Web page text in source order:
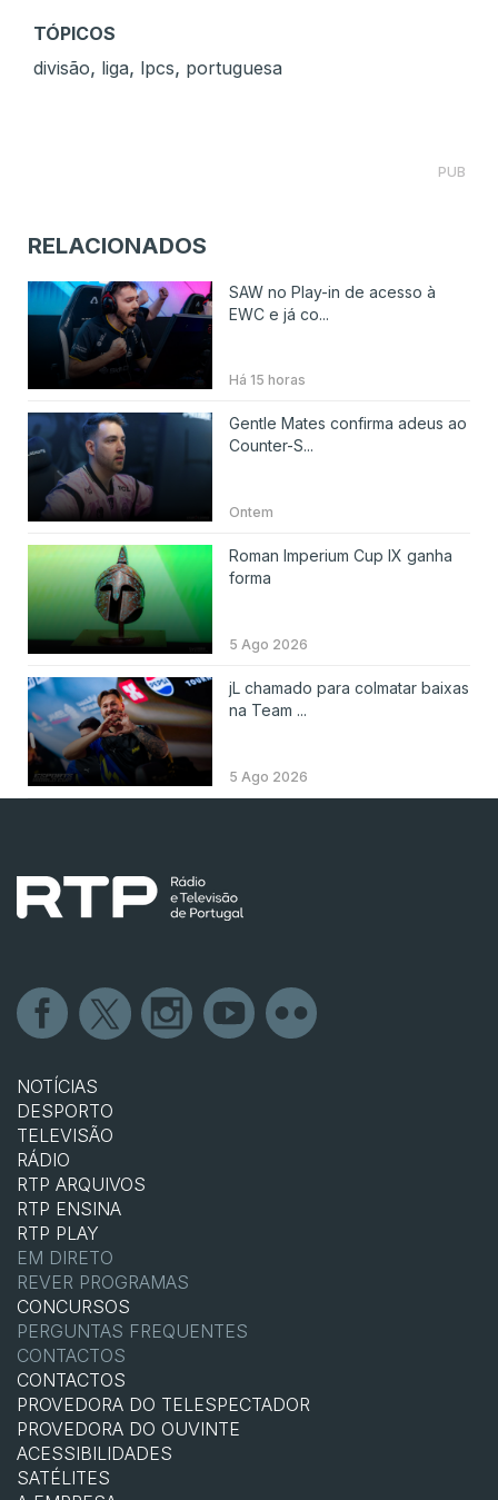
TÓPICOS
divisão, liga, lpcs, portuguesa
PUB
RELACIONADOS
SAW no Play-in de acesso à
EWC e já co...
Há 15 horas
Gentle Mates confirma adeus ao
Counter-S...
Ontem
Roman Imperium Cup IX ganha
forma
5 Ago 2026
jL chamado para colmatar baixas
na Team ...
5 Ago 2026
NOTÍCIAS
DESPORTO
TELEVISÃO
RÁDIO
RTP ARQUIVOS
RTP ENSINA
RTP PLAY
EM DIRETO
REVER PROGRAMAS
CONCURSOS
PERGUNTAS FREQUENTES
CONTACTOS
CONTACTOS
PROVEDORA DO TELESPECTADOR
PROVEDORA DO OUVINTE
ACESSIBILIDADES
SATÉLITES